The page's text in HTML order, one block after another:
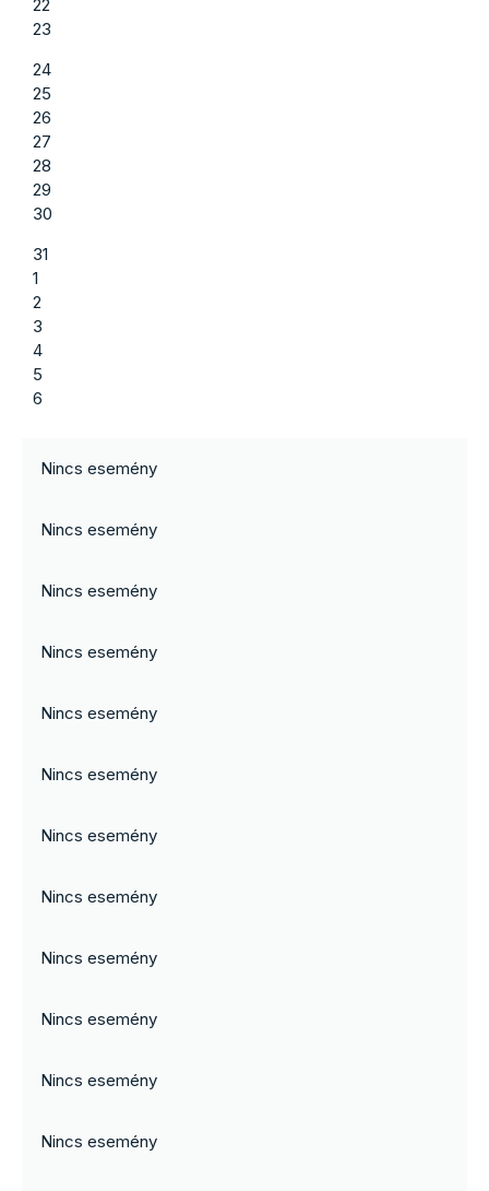
22
23
24
25
26
27
28
29
30
31
1
2
3
4
5
6
Nincs esemény
Nincs esemény
Nincs esemény
Nincs esemény
Nincs esemény
Nincs esemény
Nincs esemény
Nincs esemény
Nincs esemény
Nincs esemény
Nincs esemény
Nincs esemény